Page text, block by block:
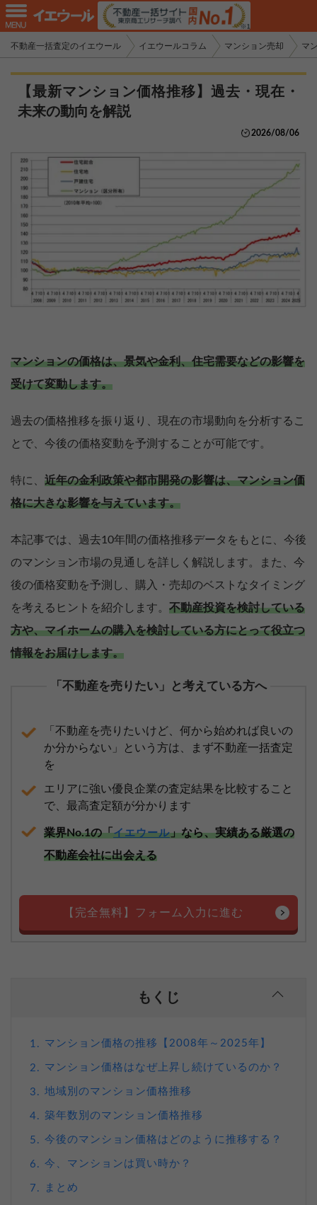
不動産一括査定のイエウール イエウールコラム マンション売却 マ
【最新マンション価格推移】過去・現在・
未来の動向を解説
2026/08/06
マンションの価格は、景気や金利、住宅需要などの影響を
受けて変動します。
過去の価格推移を振り返り、現在の市場動向を分析するこ
とで、今後の価格変動を予測することが可能です。
特に、 近年の金利政策や都市開発の影響は、マンション価
格に大きな影響を与えています。
本記事では、過去10年間の価格推移データをもとに、今後
のマンション市場の見通しを詳しく解説します。また、今
後の価格変動を予測し、購入・売却のベストなタイミング
を考えるヒントを紹介します。 不動産投資を検討している
方や、マイホームの購入を検討している方にとって役立つ
情報をお届けします。
「不動産を売りたい」と考えている方へ
「不動産を売りたいけど、何から始めれば良いの
か分からない」という方は、まず不動産一括査定
を
エリアに強い優良企業の査定結果を比較すること
で、最高査定額が分かります
業界No.1の「イエウール」なら、実績ある厳選の
不動産会社に出会える
【完全無料】フォーム入力に進む
もくじ
1. マンション価格の推移【2008年～2025年】
2. マンション価格はなぜ上昇し続けているのか？
3. 地域別のマンション価格推移
4. 築年数別のマンション価格推移
5. 今後のマンション価格はどのように推移する？
6. 今、マンションは買い時か？
7. まとめ